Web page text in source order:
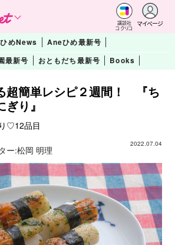
講談社
コクリコ
マイページ
めNews
Aneひめ最新号
最新号
おともだち最新号 Books
超簡単レシピ２週間！ 『ち
り』
♡12品目
2022.07.04
ー:松岡 明理